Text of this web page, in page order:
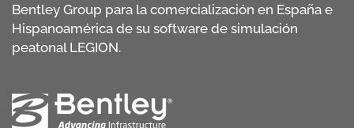
Bentley Group para la comercialización en España e
Hispanoamérica de su software de simulación
peatonal LEGION.